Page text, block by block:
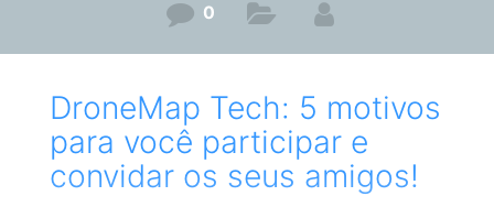
0
DroneMap Tech: 5 motivos
para você participar e
convidar os seus amigos!